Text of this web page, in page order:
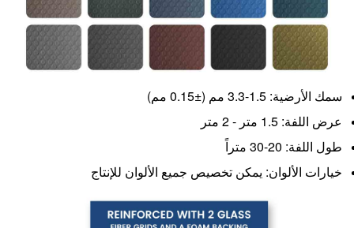
سمك الأرضية: 1.5-3.3 مم (±0.15 مم)
عرض اللفة: 1.5 متر - 2 متر
طول اللفة: 20-30 متراً
خيارات الألوان: يمكن تخصيص جميع الألوان للإنتاج